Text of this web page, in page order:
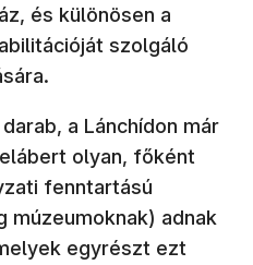
és különösen a
szolgáló
darab, a Lánchídon már
olyan, főként
fenntartású
adnak
egyrészt ezt